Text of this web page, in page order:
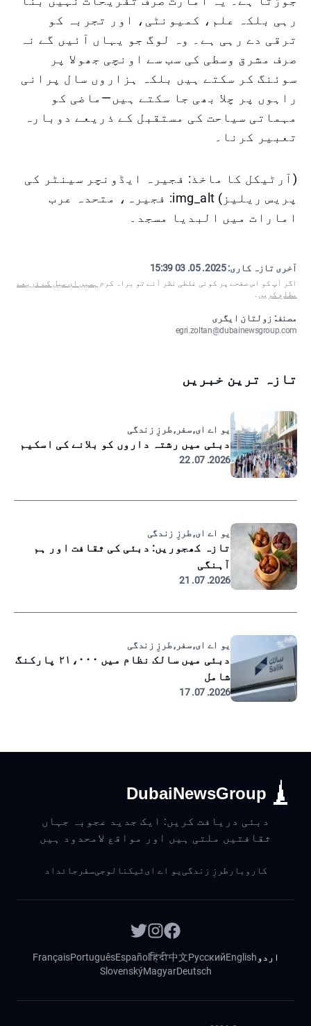
رہی بلکہ علم، کمیونٹی، اور تجربہ کو
ترقی دے رہی ہے۔ وہ لوگ جو یہاں آئیں گے نہ
صرف مشرق وسطی کی سب سے اونچی جھولا پر
سوئنگ کر سکتے ہیں بلکہ ہزاروں سال پرانی
راہوں پر چلا بھی جا سکتے ہیں—ماضی کو
مہماتی سیاحت کی مستقبل کے ذریعے دوبارہ
تعبیر کرنا۔
(آرٹیکل کا ماخذ: فجیرہ ایڈونچر سینٹر کی
پریس ریلیز) img_alt: فجیرہ، متحدہ عرب
امارات میں البدیا مسجد۔
آخری تازہ کاری:2025. 05. 03 15:39
اگر آپ کو اس صفحے پر کوئی غلطی نظر آئے تو براہ کرم ہمیں ای میل کے ذریعے
مطلع کریں ۔
مصنف: زولتان ایگری
egri.zoltan@dubainewsgroup.com
تازہ ترین خبریں
یو اے ای, سفر, طرزِ زندگی
دبئی میں رشتہ داروں کو بلانے کی اسکیم
2026. 07. 22
یو اے ای, طرزِ زندگی
تازہ کھجوریں: دبئی کی ثقافت اور ہم
آہنگی
2026. 07. 21
یو اے ای, سفر, طرزِ زندگی
دبئی میں سالک نظام میں ۲۱،۰۰۰ پارکنگ
شامل
2026. 07. 17
DubaiNewsGroup
دبئی دریافت کریں: ایک جدید عجوبہ جہاں
ثقافتیں ملتی ہیں اور مواقع لامحدود ہیں
کاروبار طرزِ زندگی یو اے ایٹیکنالوجیسفر جائداد
اردو English
Русский
中文
हिंदी
Español
Português
Français
Deutsch
Magyar
Slovenský